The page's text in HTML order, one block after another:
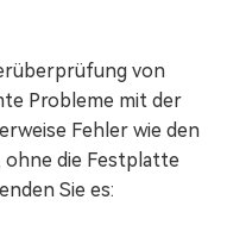
von
Probleme mit der
Fehler wie den
ohne die Festplatte
Sie es: